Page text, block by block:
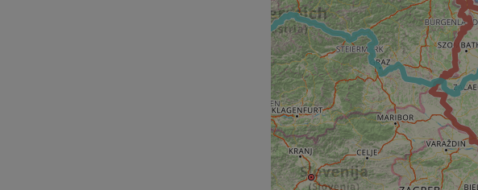
Nom
Fournisseur /
Domaine
csrftoken .instagram.com
cf_chl_rc_i
Cloudflare, Inc.
gleam.io
__cf_bm
Cloudflare Inc.
.vimeo.com